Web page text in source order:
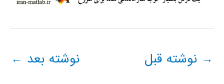
→ نوشته قبل نوشته بعد ←